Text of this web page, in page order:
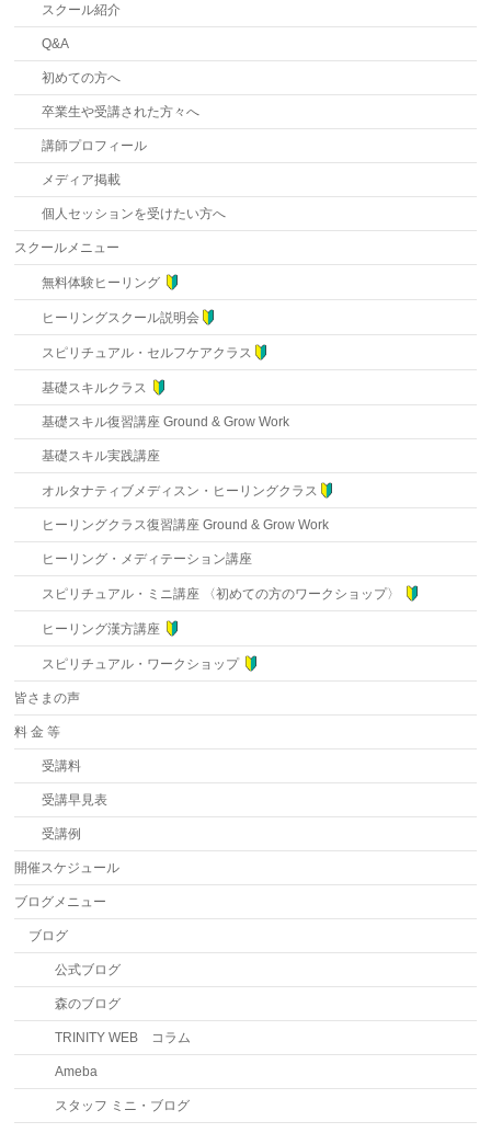
スクール紹介
Q&A
初めての方へ
卒業生や受講された方々へ
講師プロフィール
メディア掲載
個人セッションを受けたい方へ
スクールメニュー
無料体験ヒーリング
ヒーリングスクール説明会
スピリチュアル・セルフケアクラス
基礎スキルクラス
基礎スキル復習講座 Ground & Grow Work
基礎スキル実践講座
オルタナティブメディスン・ヒーリングクラス
ヒーリングクラス復習講座 Ground & Grow Work
ヒーリング・メディテーション講座
スピリチュアル・ミニ講座 〈初めての方のワークショップ〉
ヒーリング漢方講座
スピリチュアル・ワークショップ
皆さまの声
料 金 等
受講料
受講早見表
受講例
開催スケジュール
ブログメニュー
ブログ
公式ブログ
森のブログ
TRINITY WEB コラム
Ameba
スタッフ ミニ・ブログ